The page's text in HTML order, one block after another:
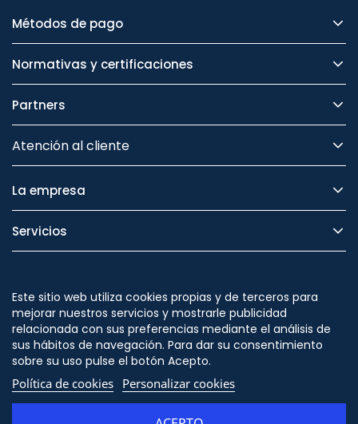
Métodos de pago
Normativas y certificaciones
Partners
Atención al cliente
La empresa
Servicios
Seguridad
Este sitio web utiliza cookies propias y de terceros para
mejorar nuestros servicios y mostrarle publicidad
relacionada con sus preferencias mediante el análisis de
sus hábitos de navegación. Para dar su consentimiento
sobre su uso pulse el botón Acepto.
Política de cookies Personalizar cookies
Síguenos en